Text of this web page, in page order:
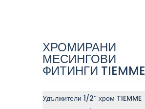
ХРОМИРАНИ
МЕСИНГОВИ
ФИТИНГИ TIEMME
Удължители 1/2“ хром TIEMME